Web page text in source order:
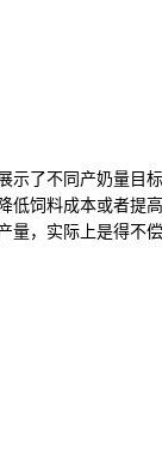
了不同产奶量目标
低饲料成本或者提
量，实际上是得不偿